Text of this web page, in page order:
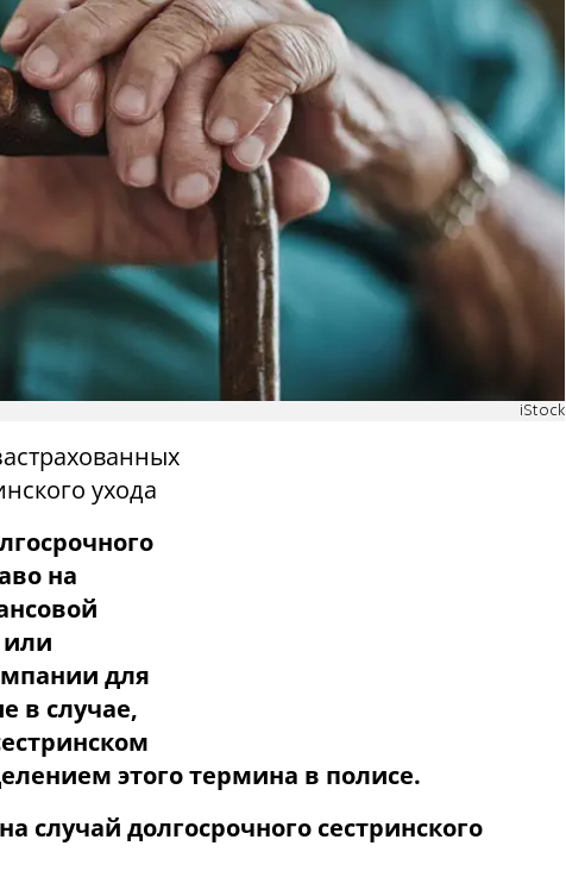
iStock
ухода
на
для
в случае,
этого термина в полисе.
случай долгосрочного сестринского